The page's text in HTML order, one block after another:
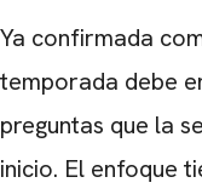
Ya confirmada
temporada debe
preguntas que la
inicio. El enfoque